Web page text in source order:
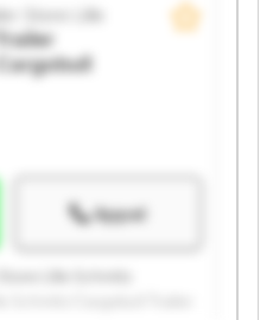
Store Lille
Appel
Lille Schmitz